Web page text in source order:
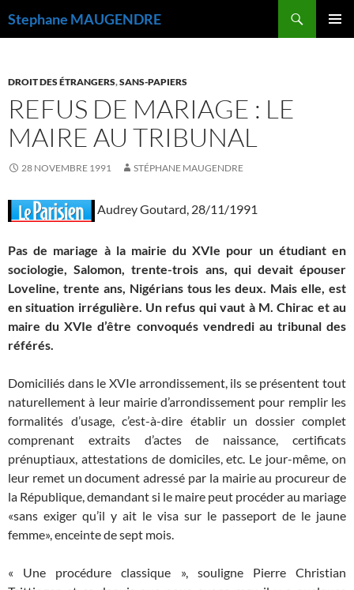
Stephane MAUGENDRE
DROIT DES ÉTRANGERS,SANS-PAPIERS
REFUS DE MARIAGE : LE
MAIRE AU TRIBUNAL
28 NOVEMBRE 1991 STÉPHANE MAUGENDRE
Audrey Goutard, 28/11/1991
Pas de mariage à la mairie du XVIe pour un étudiant en
sociologie, Salomon, trente-trois ans, qui devait épouser
Loveline, trente ans, Nigérians tous les deux. Mais elle, est
en situation irrégulière. Un refus qui vaut à M. Chirac et au
maire du XVIe d’être convoqués vendredi au tribunal des
référés.
Domiciliés dans le XVIe arrondissement, ils se présentent tout
naturellement à leur mairie d’arrondissement pour remplir les
formalités d’usage, c’est-à-dire établir un dossier complet
comprenant extraits d’actes de naissance, certificats
prénuptiaux, attestations de domiciles, etc. Le jour-même, on
leur remet un document adressé par la mairie au procureur de
la République, demandant si le maire peut procéder au mariage
«sans exiger qu’il y ait le visa sur le passeport de le jaune
femme», enceinte de sept mois.
« Une procédure classique », souligne Pierre Christian